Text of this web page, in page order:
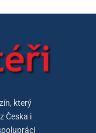
který
Česka i